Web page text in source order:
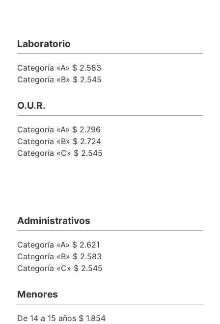
Laboratorio
Categoría «A» $ 2.583
Categoría «B» $ 2.545
O.U.R.
Categoría «A» $ 2.796
Categoría «B» $ 2.724
Categoría «C» $ 2.545
Administrativos
Categoría «A» $ 2.621
Categoría «B» $ 2.583
Categoría «C» $ 2.545
Menores
De 14 a 15 años $ 1.854